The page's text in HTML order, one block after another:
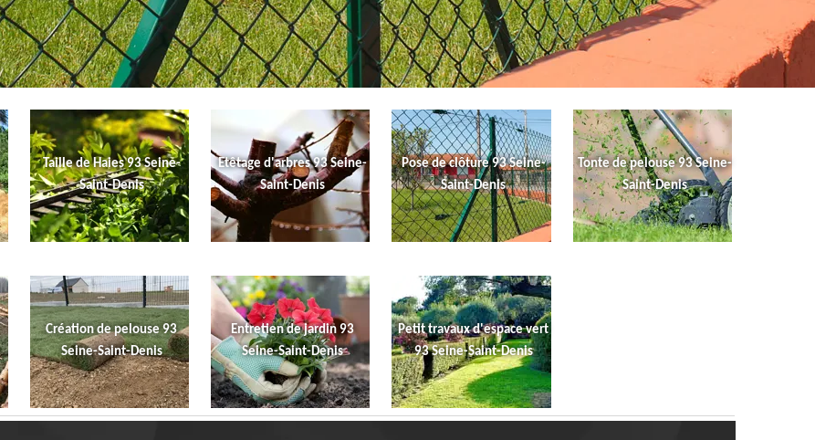
Taille de Haies 93 Seine-
Saint-Denis
Etêtage d'arbres 93 Seine-
Saint-Denis
Pose de clôture 93 Seine-
Saint-Denis
Tonte de pelouse 93 Seine-
Saint-Denis
Création de pelouse 93
Seine-Saint-Denis
Entretien de jardin 93
Seine-Saint-Denis
Petit travaux d'espace vert
93 Seine-Saint-Denis